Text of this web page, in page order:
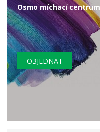
Osmo míchací centrum
OBJEDNAT